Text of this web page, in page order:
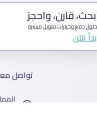
قارن، واحجز
دفع وخيارات تمويل ميسرة
الآن
تواصل